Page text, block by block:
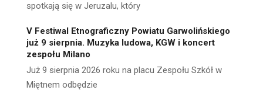
spotkają się w Jeruzalu, który
V Festiwal Etnograficzny Powiatu Garwolińskiego
już 9 sierpnia. Muzyka ludowa, KGW i koncert
zespołu Milano
Już 9 sierpnia 2026 roku na placu Zespołu Szkół w
Miętnem odbędzie